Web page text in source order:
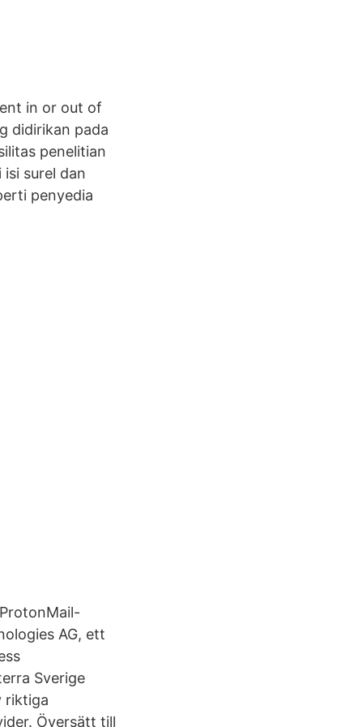
in or out of
didirikan pada
penelitian
surel dan
penyedia
AG, ett
Sverige
riktiga
Översätt till